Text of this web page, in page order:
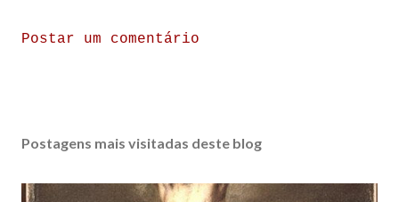
Postar um comentário
Postagens mais visitadas deste blog